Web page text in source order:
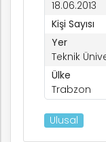
18.06.2013
Kişi Sayısı
Yer
Teknik
Ülke
Trabzon
Ulusal